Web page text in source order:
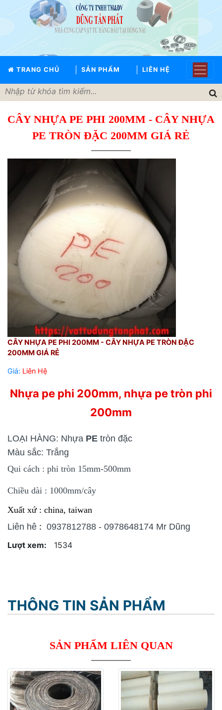
TRANG CHỦ SẢN PHẨM LIÊN HỆ
TRANG
CHỦ
GIỚI
SẢN
PHẨM
THƯƠNG
TỨC
CÂY NHỰA PE PHI 200MM - CÂY NHỰA
PE TRÒN ĐẶC 200MM GIÁ RẺ
CÂY NHỰA PE PHI 200MM - CÂY NHỰA PE TRÒN ĐẶC
200MM GIÁ RẺ
Giá: Liên Hệ
Nhựa pe phi 200mm, nhựa pe tròn phi
200mm
LOẠI HÀNG: Nhựa PE tròn đặc
Màu sắc: Trắng
Qui cách : phi tròn 15mm-500mm
Chiều dài : 1000mm/cây
Xuất xứ : china, taiwan
Liên hê : 0937812788 - 0978648174 Mr Dũng
Lượt xem:
1534
THÔNG TIN SẢN PHẨM
SẢN PHẨM LIÊN QUAN